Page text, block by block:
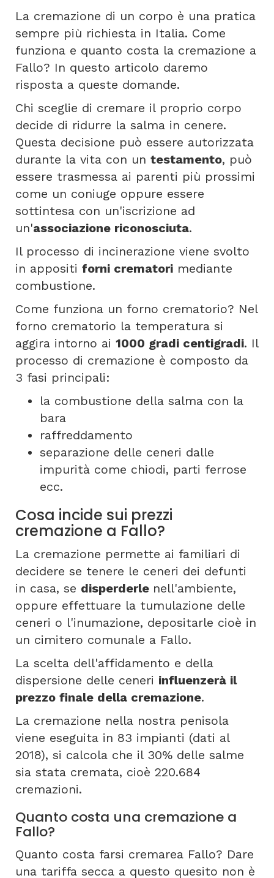
La cremazione di un corpo è una pratica
sempre più richiesta in Italia. Come
funziona e quanto costa la cremazione a
Fallo? In questo articolo daremo
risposta a queste domande.
Chi sceglie di cremare il proprio corpo
decide di ridurre la salma in cenere.
Questa decisione può essere autorizzata
durante la vita con un testamento, può
essere trasmessa ai parenti più prossimi
come un coniuge oppure essere
sottintesa con un'iscrizione ad
un'associazione riconosciuta.
Il processo di incinerazione viene svolto
in appositi forni crematori mediante
combustione.
Come funziona un forno crematorio? Nel
forno crematorio la temperatura si
aggira intorno ai 1000 gradi centigradi. Il
processo di cremazione è composto da
3 fasi principali:
la combustione della salma con la
bara
raffreddamento
separazione delle ceneri dalle
impurità come chiodi, parti ferrose
ecc.
Cosa incide sui prezzi
cremazione a Fallo?
La cremazione permette ai familiari di
decidere se tenere le ceneri dei defunti
in casa, se disperderle nell'ambiente,
oppure effettuare la tumulazione delle
ceneri o l'inumazione, depositarle cioè in
un cimitero comunale a Fallo.
La scelta dell'affidamento e della
dispersione delle ceneri influenzerà il
prezzo finale della cremazione.
La cremazione nella nostra penisola
viene eseguita in 83 impianti (dati al
2018), si calcola che il 30% delle salme
sia stata cremata, cioè 220.684
cremazioni.
Quanto costa una cremazione a
Fallo?
Quanto costa farsi cremarea Fallo? Dare
una tariffa secca a questo quesito non è